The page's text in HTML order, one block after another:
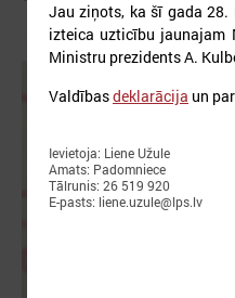
Jau ziņots, ka šī gada 28.
izteica uzticību jaunajam
Ministru prezidents A.
Valdībasdeklarācija un
Ievietoja: Liene Užule
Amats: Padomniece
Tālrunis: 26 519 920
E-pasts: liene.uzule@lps.lv